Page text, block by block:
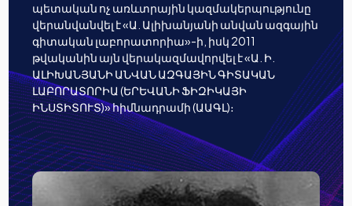
պետական ոչ առևտրային կազմակերպությունը
վերանվանվել է «Ա. Ալիխանյանի անվան ազգային
գիտական լաբորատորիա»-ի, իսկ 2011
թվականին այն վերակազմավորվել է «Ա. Ի.
ԱԼԻԽԱՆՅԱՆԻ ԱՆՎԱՆ ԱԶԳԱՅԻՆ ԳԻՏԱԿԱՆ
ԼԱԲՈՐԱՏՈՐԻԱ (ԵՐԵՎԱՆԻ ՖԻԶԻԿԱՅԻ
ԻՆՍՏԻՏՈՒՏ)» հիմնադրամի (ԱԱԳԼ)։